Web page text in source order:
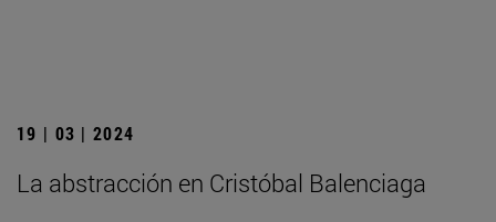
19 | 03 | 2024
La abstracción en Cristóbal Balenciaga